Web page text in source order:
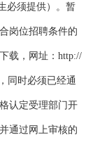
必须提供） 。暂
岗位招聘条件的
载，网址：http://
同时必须已经通
认定受理部门开
通过网上审核的